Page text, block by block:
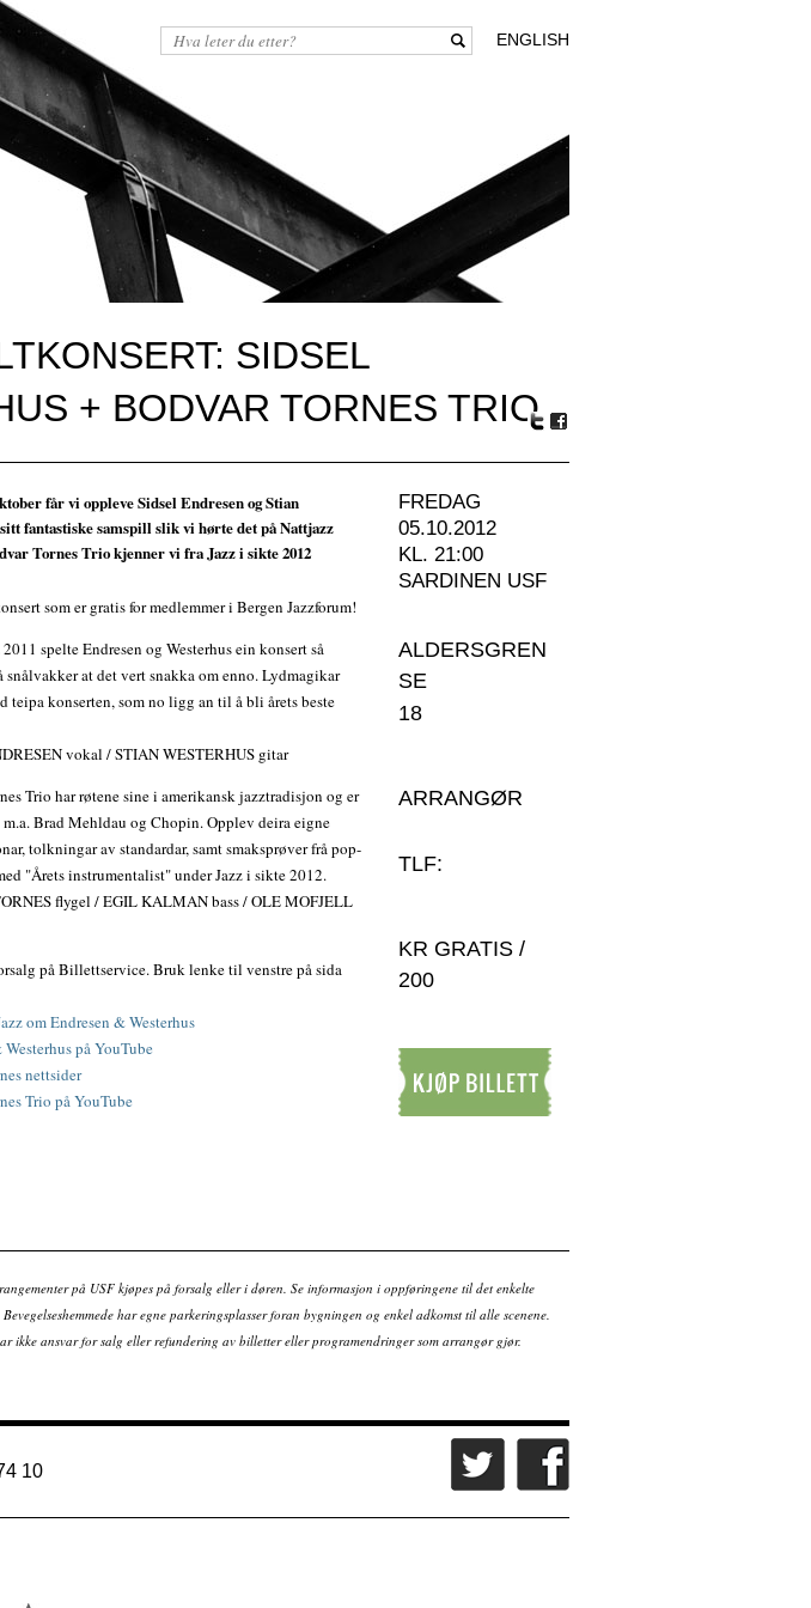
ENGLISH
SIDSEL
+ BODVAR TORNES TRIO
får vi oppleve Sidsel Endresen og Stian
fantastiske samspill slik vi hørte det på Nattjazz
Tornes Trio kjenner vi fra Jazz i sikte 2012
som er gratis for medlemmer i Bergen Jazzforum!
spelte Endresen og Westerhus ein konsert så
snålvakker at det vert snakka om enno. Lydmagikar
teipa konserten, som no ligg an til å bli årets beste
vokal / STIAN WESTERHUS gitar
Trio har røtene sine i amerikansk jazztradisjon og er
Brad Mehldau og Chopin. Opplev deira eigne
tolkningar av standardar, samt smaksprøver frå pop-
"Årets instrumentalist" under Jazz i sikte 2012.
flygel / EGIL KALMAN bass / OLE MOFJELL
på Billettservice. Bruk lenke til venstre på sida
om Endresen & Westerhus
på YouTube
nettsider
Trio på YouTube
FREDAG
05.10.2012
KL. 21:00
SARDINEN USF
ALDERSGREN
SE
18
ARRANGØR
TLF:
KR GRATIS /
200
på USF kjøpes på forsalg eller i døren. Se informasjon i oppføringene til det enkelte
har egne parkeringsplasser foran bygningen og enkel adkomst til alle scenene.
ikke ansvar for salg eller refundering av billetter eller programendringer som arrangør gjør.
10